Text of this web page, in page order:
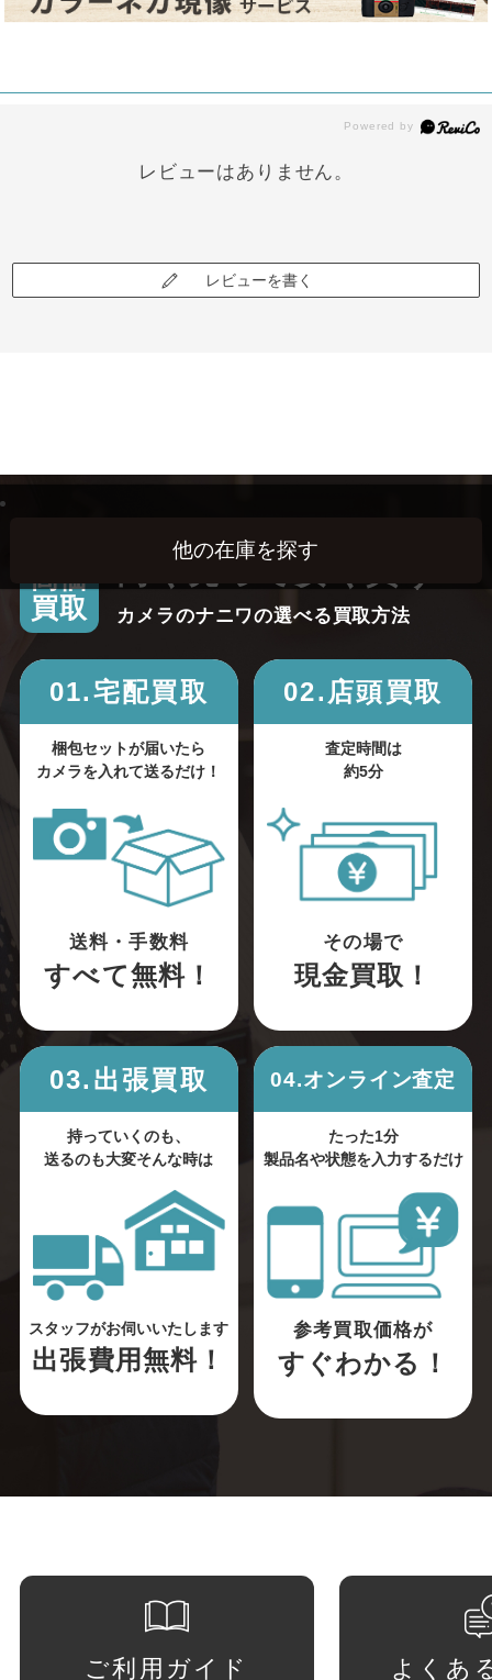
レビューはありません。
レビューを書く
高価
買取
高く売って安く買う！
カメラのナニワの選べる買取方法
01.宅配買取
梱包セットが届いたら
カメラを入れて送るだけ！
送料・手数料
すべて無料！
02.店頭買取
査定時間は
約5分
その場で
現金買取！
03.出張買取
持っていくのも、
送るのも大変そんな時は
スタッフがお伺いいたします
出張費用無料！
04.オンライン査定
たった1分
製品名や状態を入力するだけ
参考買取価格が
すぐわかる！
ご利用ガイド よくあ